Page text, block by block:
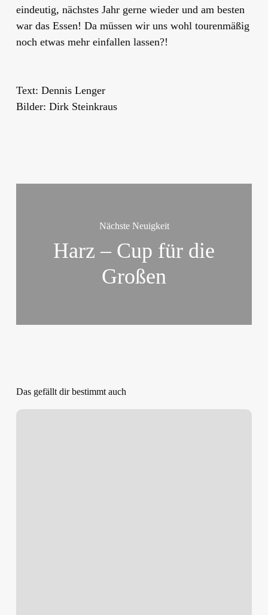
eindeutig, nächstes Jahr gerne wieder und am besten
war das Essen! Da müssen wir uns wohl tourenmäßig
noch etwas mehr einfallen lassen?!
Text: Dennis Lenger
Bilder: Dirk Steinkraus
Nächste Neuigkeit
Harz – Cup für die
Großen
Das gefällt dir bestimmt auch
Frühjahrsklassiker